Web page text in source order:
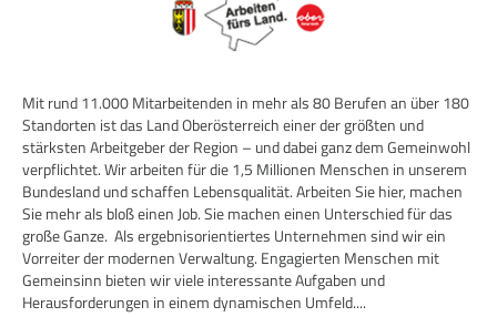
Mit rund 11.000 Mitarbeitenden in mehr als 80 Berufen an über 180
Standorten ist das Land Oberösterreich einer der größten und
stärksten Arbeitgeber der Region – und dabei ganz dem Gemeinwohl
verpflichtet. Wir arbeiten für die 1,5 Millionen Menschen in unserem
Bundesland und schaffen Lebensqualität. Arbeiten Sie hier, machen
Sie mehr als bloß einen Job. Sie machen einen Unterschied für das
große Ganze. Als ergebnisorientiertes Unternehmen sind wir ein
Vorreiter der modernen Verwaltung. Engagierten Menschen mit
Gemeinsinn bieten wir viele interessante Aufgaben und
Herausforderungen in einem dynamischen Umfeld....